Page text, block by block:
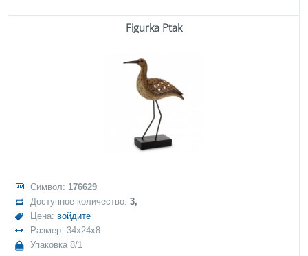
Figurka Ptak
Символ: 176629
Доступное количество:3,
Цена: войдите
Размер: 34x24x8
Упаковка 8/1